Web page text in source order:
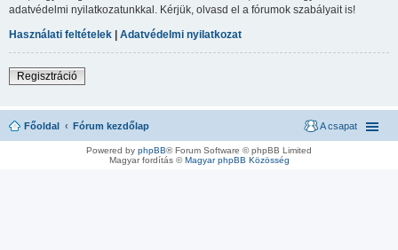
adatvédelmi nyilatkozatunkkal. Kérjük, olvasd el a fórumok szabályait is!
Használati feltételek | Adatvédelmi nyilatkozat
Regisztráció
Főoldal Fórum kezdőlap A csapat
Powered by phpBB® Forum Software © phpBB Limited
Magyar fordítás ©Magyar phpBB Közösség